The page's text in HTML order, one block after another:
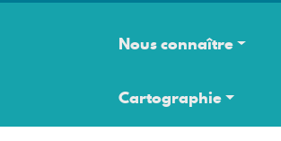
Nous connaître
Cartographie